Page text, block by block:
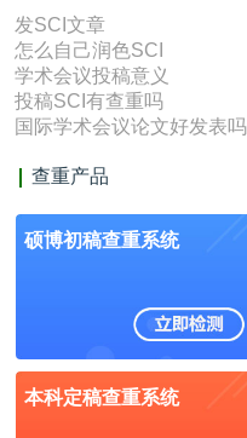
发SCI文章
怎么自己润色SCI
学术会议投稿意义
投稿SCI有查重吗
国际学术会议论文好发表吗
查重产品
硕博初稿查重系统
本科定稿查重系统